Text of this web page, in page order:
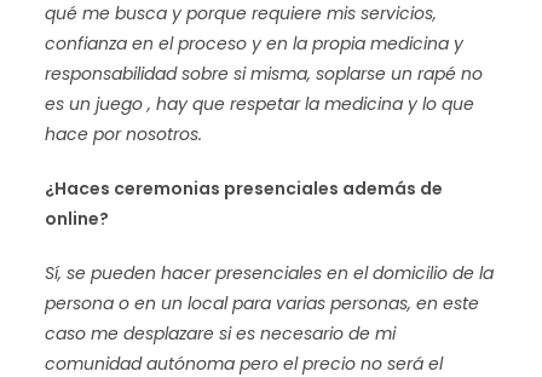
qué me busca y porque requiere mis servicios,
confianza en el proceso y en la propia medicina y
responsabilidad sobre si misma, soplarse un rapé no
es un juego , hay que respetar la medicina y lo que
hace por nosotros.
¿Haces ceremonias presenciales además de
online?
Sí, se pueden hacer presenciales en el domicilio de la
persona o en un local para varias personas, en este
caso me desplazare si es necesario de mi
comunidad autónoma pero el precio no será el